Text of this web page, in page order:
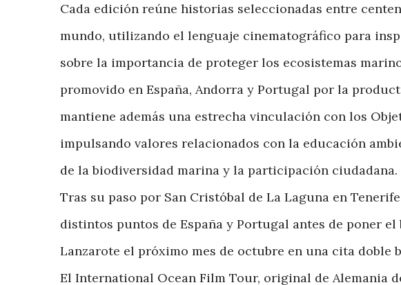
Cada edición reúne historias seleccionadas entre
mundo, utilizando el lenguaje cinematográfico para
sobre la importancia de proteger los ecosistemas
promovido en España, Andorra y Portugal por la
mantiene además una estrecha vinculación con los
impulsando valores relacionados con la educación
de la biodiversidad marina y la participación ciudadana.
Tras su paso por San Cristóbal de La Laguna en
distintos puntos de España y Portugal antes de poner
Lanzarote el próximo mes de octubre en una cita doble
El International Ocean Film Tour, original de Alemania